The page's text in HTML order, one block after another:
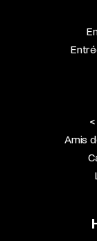
Amis